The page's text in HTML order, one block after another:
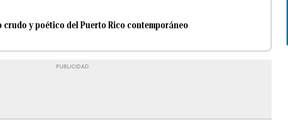
crudo y poético del Puerto Rico contemporáneo
PUBLICIDAD